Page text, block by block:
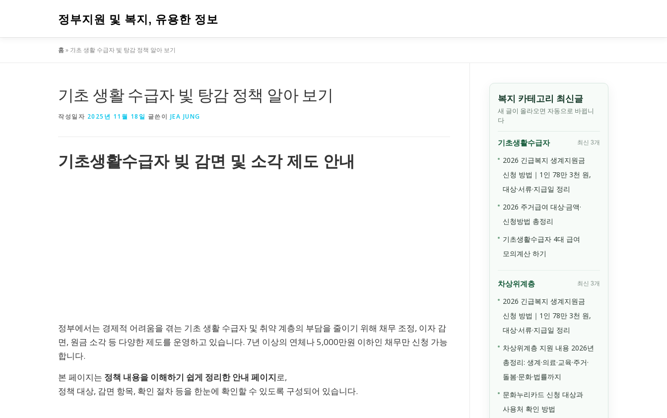
로
정부지원 및 복지, 유용한 정보
홈» 기초 생활 수급자 빛 탕감 정책 알아 보기
기초 생활 수급자 빛 탕감 정책 알아 보기
작성일자 2025년 11월 18일 글쓴이 JEA JUNG
기초생활수급자 빚 감면 및 소각 제도 안내
정부에서는 경제적 어려움을 겪는 기초 생활 수급자 및 취약 계층의 부담을 줄이기 위해 채무 조정, 이자 감
면, 원금 소각 등 다양한 제도를 운영하고 있습니다. 7년 이상의 연체나 5,000만원 이하인 채무만 신청 가능
합니다.
본 페이지는 정책 내용을 이해하기 쉽게 정리한 안내 페이지로,
정책 대상, 감면 항목, 확인 절차 등을 한눈에 확인할 수 있도록 구성되어 있습니다.
복지 카테고리 최신글
새 글이 올라오면 자동으로 바뀝니
다
기초생활수급자 최신 3개
2026 긴급복지 생계지원금
신청 방법｜1인 78만 3천 원,
대상·서류·지급일 정리
2026 주거급여 대상·금액·
신청방법 총정리
기초생활수급자 4대 급여
모의계산 하기
차상위계층 최신 3개
2026 긴급복지 생계지원금
신청 방법｜1인 78만 3천 원,
대상·서류·지급일 정리
차상위계층 지원 내용 2026년
총정리: 생계·의료·교육·주거·
돌봄·문화·법률까지
문화누리카드 신청 대상과
사용처 확인 방법